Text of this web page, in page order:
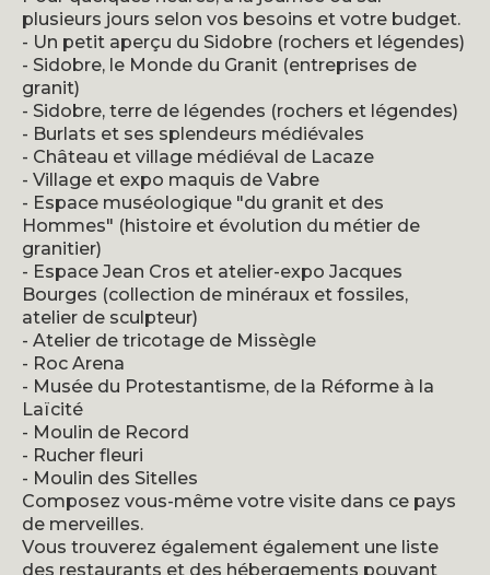
plusieurs jours selon vos besoins et votre budget.
- Un petit aperçu du Sidobre (rochers et légendes)
- Sidobre, le Monde du Granit (entreprises de
granit)
- Sidobre, terre de légendes (rochers et légendes)
- Burlats et ses splendeurs médiévales
- Château et village médiéval de Lacaze
- Village et expo maquis de Vabre
- Espace muséologique "du granit et des
Hommes" (histoire et évolution du métier de
granitier)
- Espace Jean Cros et atelier-expo Jacques
Bourges (collection de minéraux et fossiles,
atelier de sculpteur)
- Atelier de tricotage de Missègle
- Roc Arena
- Musée du Protestantisme, de la Réforme à la
Laïcité
- Moulin de Record
- Rucher fleuri
- Moulin des Sitelles
Composez vous-même votre visite dans ce pays
de merveilles.
Vous trouverez également également une liste
des restaurants et des hébergements pouvant